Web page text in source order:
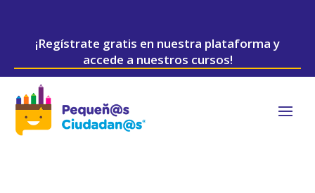
¡Regístrate gratis en nuestra plataforma y
accede a nuestros cursos!